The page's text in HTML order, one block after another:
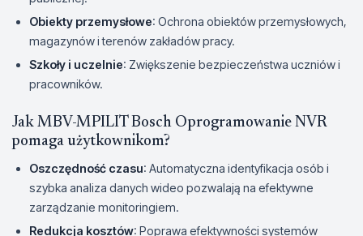
Obiekty przemysłowe: Ochrona obiektów przemysłowych,
magazynów i terenów zakładów pracy.
Szkoły i uczelnie: Zwiększenie bezpieczeństwa uczniów i
pracowników.
Jak MBV-MPILIT Bosch Oprogramowanie NVR
pomaga użytkownikom?
Oszczędność czasu: Automatyczna identyfikacja osób i
szybka analiza danych wideo pozwalają na efektywne
zarządzanie monitoringiem.
Redukcja kosztów: Poprawa efektywności systemów